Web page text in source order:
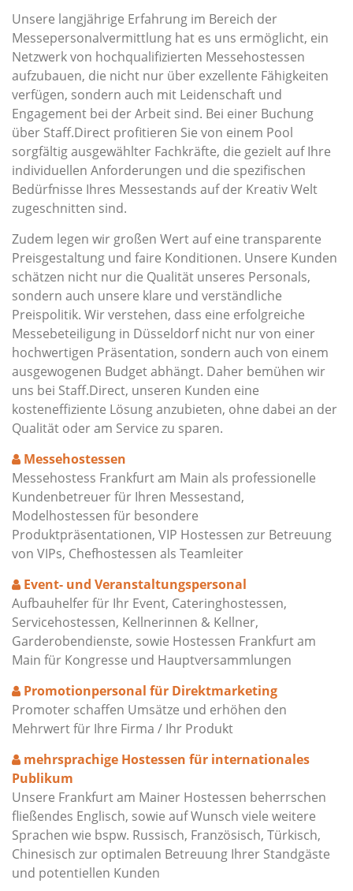
Unsere langjährige Erfahrung im Bereich der
Messepersonalvermittlung hat es uns ermöglicht, ein
Netzwerk von hochqualifizierten Messehostessen
aufzubauen, die nicht nur über exzellente Fähigkeiten
verfügen, sondern auch mit Leidenschaft und
Engagement bei der Arbeit sind. Bei einer Buchung
über Staff.Direct profitieren Sie von einem Pool
sorgfältig ausgewählter Fachkräfte, die gezielt auf Ihre
individuellen Anforderungen und die spezifischen
Bedürfnisse Ihres Messestands auf der Kreativ Welt
zugeschnitten sind.
Zudem legen wir großen Wert auf eine transparente
Preisgestaltung und faire Konditionen. Unsere Kunden
schätzen nicht nur die Qualität unseres Personals,
sondern auch unsere klare und verständliche
Preispolitik. Wir verstehen, dass eine erfolgreiche
Messebeteiligung in Düsseldorf nicht nur von einer
hochwertigen Präsentation, sondern auch von einem
ausgewogenen Budget abhängt. Daher bemühen wir
uns bei Staff.Direct, unseren Kunden eine
kosteneffiziente Lösung anzubieten, ohne dabei an der
Qualität oder am Service zu sparen.
Messehostessen
Messehostess Frankfurt am Main als professionelle
Kundenbetreuer für Ihren Messestand,
Modelhostessen für besondere
Produktpräsentationen, VIP Hostessen zur Betreuung
von VIPs, Chefhostessen als Teamleiter
Event- und Veranstaltungspersonal
Aufbauhelfer für Ihr Event, Cateringhostessen,
Servicehostessen, Kellnerinnen & Kellner,
Garderobendienste, sowie Hostessen Frankfurt am
Main für Kongresse und Hauptversammlungen
Promotionpersonal für Direktmarketing
Promoter schaffen Umsätze und erhöhen den
Mehrwert für Ihre Firma / Ihr Produkt
mehrsprachige Hostessen für internationales
Publikum
Unsere Frankfurt am Mainer Hostessen beherrschen
fließendes Englisch, sowie auf Wunsch viele weitere
Sprachen wie bspw. Russisch, Französisch, Türkisch,
Chinesisch zur optimalen Betreuung Ihrer Standgäste
und potentiellen Kunden